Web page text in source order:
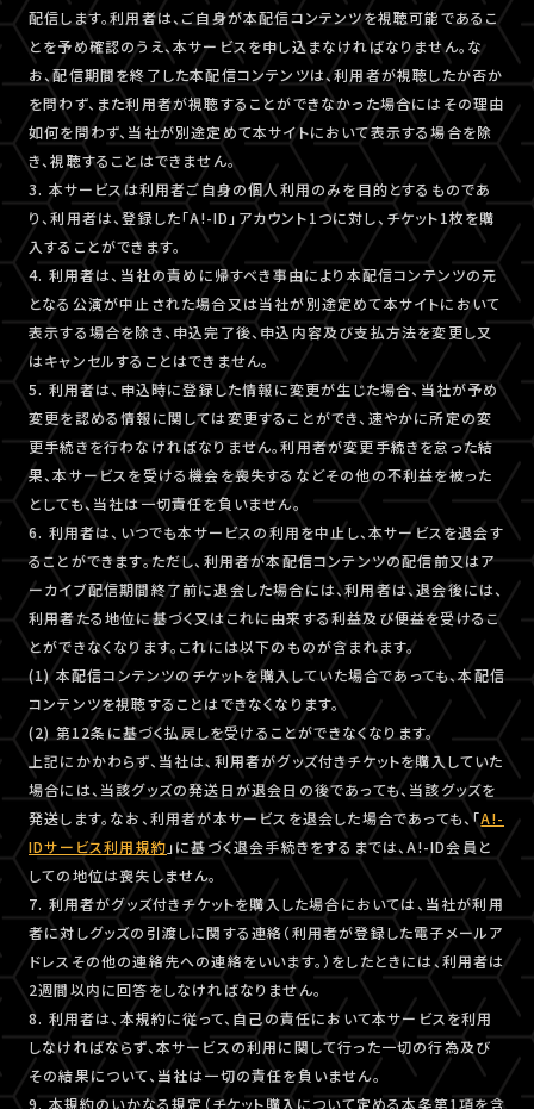
配信します。利用者は、ご自身が本配信コンテンツを視聴可能であるこ
とを予め確認のうえ、本サービスを申し込まなければなりません。な
お、配信期間を終了した本配信コンテンツは、利用者が視聴したか否か
を問わず、また利用者が視聴することができなかった場合にはその理由
如何を問わず、当社が別途定めて本サイトにおいて表示する場合を除
き、視聴することはできません。
3. 本サービスは利用者ご自身の個人利用のみを目的とするものであ
り、利用者は、登録した「A!-ID」アカウント1つに対し、チケット1枚を購
入することができます。
4. 利用者は、当社の責めに帰すべき事由により本配信コンテンツの元
となる公演が中止された場合又は当社が別途定めて本サイトにおいて
表示する場合を除き、申込完了後、申込内容及び支払方法を変更し又
はキャンセルすることはできません。
5. 利用者は、申込時に登録した情報に変更が生じた場合、当社が予め
変更を認める情報に関しては変更することができ、速やかに所定の変
更手続きを行わなければなりません。利用者が変更手続きを怠った結
果、本サービスを受ける機会を喪失するなどその他の不利益を被った
としても、当社は一切責任を負いません。
6. 利用者は、いつでも本サービスの利用を中止し、本サービスを退会す
ることができます。ただし、利用者が本配信コンテンツの配信前又はア
ーカイブ配信期間終了前に退会した場合には、利用者は、退会後には、
利用者たる地位に基づく又はこれに由来する利益及び便益を受けるこ
とができなくなります。これには以下のものが含まれます。
(1) 本配信コンテンツのチケットを購入していた場合であっても、本配信
コンテンツを視聴することはできなくなります。
(2) 第12条に基づく払戻しを受けることができなくなります。
上記にかかわらず、当社は、利用者がグッズ付きチケットを購入していた
場合には、当該グッズの発送日が退会日の後であっても、当該グッズを
発送します。なお、利用者が本サービスを退会した場合であっても、「A!-
IDサービス利用規約 」に基づく退会手続きをするまでは、A!-ID会員と
しての地位は喪失しません。
7. 利用者がグッズ付きチケットを購入した場合においては、当社が利用
者に対しグッズの引渡しに関する連絡（利用者が登録した電子メールア
ドレスその他の連絡先への連絡をいいます。）をしたときには、利用者は
2週間以内に回答をしなければなりません。
8. 利用者は、本規約に従って、自己の責任において本サービスを利用
しなければならず、本サービスの利用に関して行った一切の行為及び
その結果について、当社は一切の責任を負いません。
9. 本規約のいかなる規定（チケット購入について定める本条第1項を含